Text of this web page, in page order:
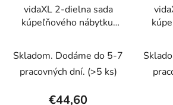
vidaXL 2-dielna sada
kúpeľňového nábytku,
kompozitné drevo
Skladom. Dodáme do 5-7
pracovných dní. (>5 ks)
€44,60